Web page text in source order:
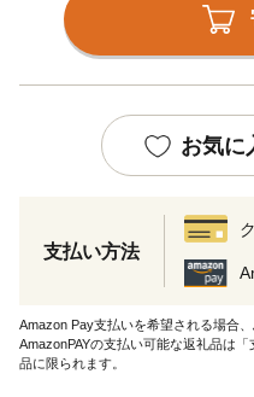
お気に
支払い方法
Amazon Pay支払いを希望される場合
AmazonPAYの支払い可能な返礼品は
品に限られます。